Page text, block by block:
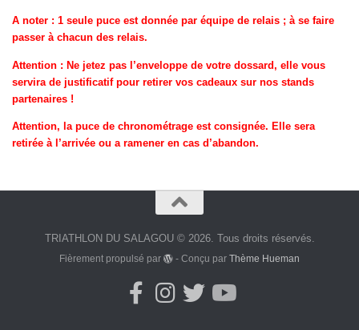
A noter : 1 seule puce est donnée par équipe de relais ; à se faire
passer à chacun des relais.
Attention : Ne jetez pas l’enveloppe de votre dossard, elle vous
servira de justificatif pour retirer vos cadeaux sur nos stands
partenaires !
Attention, la puce de chronométrage est consignée. Elle sera
retirée à l’arrivée ou a ramener en cas d’abandon.
TRIATHLON DU SALAGOU © 2026. Tous droits réservés.
Fièrement propulsé par - Conçu par Thème Hueman